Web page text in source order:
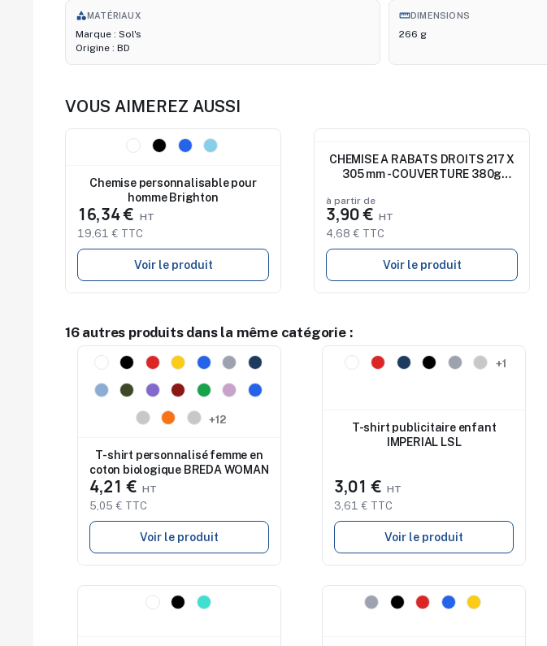
categoryMATÉRIAUX
Marque : Sol's
Origine : BD
straightenDIMENSIONS
266 g
VOUS AIMEREZ AUSSI
Chemise personnalisable pour
homme Brighton
16,34 €
19,61 € TTC
Voir le produit
CHEMISE A RABATS DROITS 217 X
305 mm - COUVERTURE 380g
à partir de
3,90 €
4,68 € TTC
Voir le produit
16 autres produits dans la même catégorie :
Nouveau
+12
T-shirt personnalisé femme en
coton biologique BREDA WOMAN
4,21 €
5,05 € TTC
Voir le produit
Nouveau +1
T-shirt publicitaire enfant
IMPERIAL LSL
3,01 €
3,61 € TTC
Voir le produit
Nouveau